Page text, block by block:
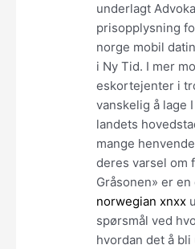
underlagt
prisopplysning
norge mobil
i Ny Tid. I mer
eskortejenter i
vanskelig å lage
landets
mange
deres varsel om
Gråsonen» er
norwegian xnxx
spørsmål ved
hvordan det å